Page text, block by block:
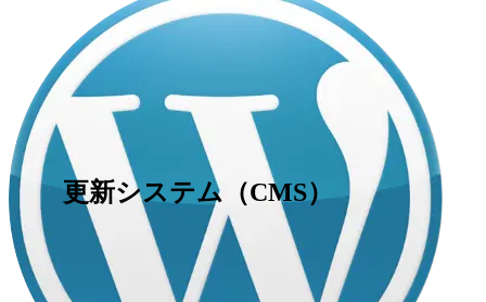
更新システム（CMS）